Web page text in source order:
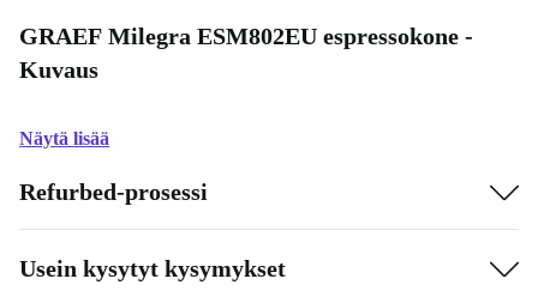
GRAEF Milegra ESM802EU espressokone -
Kuvaus
Näytä lisää
Refurbed-prosessi
Usein kysytyt kysymykset